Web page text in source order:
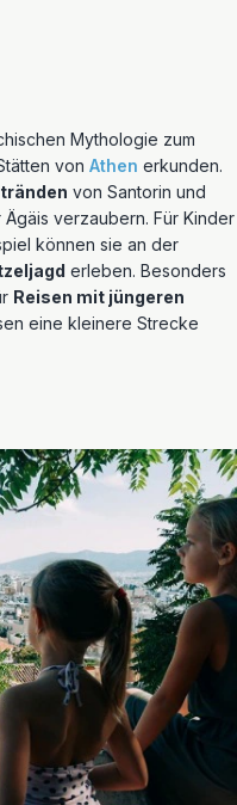
Mythologie zum
von Athen erkunden.
von Santorin und
verzaubern. Für Kinder
können sie an der
erleben. Besonders
Reisen mit jüngeren
eine kleinere Strecke